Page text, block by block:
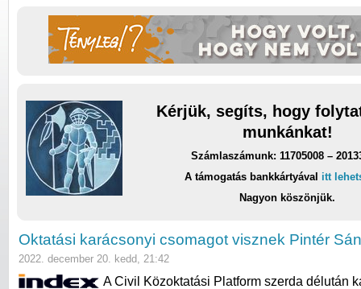
Kérjük, segíts, hogy
munkánkat!
Számlaszámunk: 11705008 –
A támogatás bankkártyával itt
Nagyon köszönjük.
Oktatási karácsonyi csomagot visznek Pintér
2022. december 20. kedd, 21:42
A Civil Közoktatási Platform szerda délután